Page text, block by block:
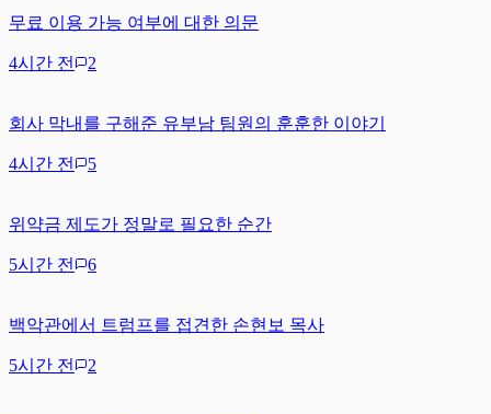
무료 이용 가능 여부에 대한 의문
4시간 전 2
회사 막내를 구해준 유부남 팀원의 훈훈한 이야기
4시간 전 5
위약금 제도가 정말로 필요한 순간
5시간 전 6
백악관에서 트럼프를 접견한 손현보 목사
5시간 전 2